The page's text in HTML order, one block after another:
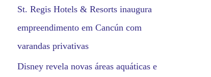
St. Regis Hotels & Resorts inaugura
empreendimento em Cancún com
varandas privativas
Disney revela novas áreas aquáticas e